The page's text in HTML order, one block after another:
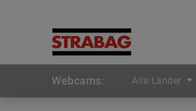
Webcams: Alle Länder